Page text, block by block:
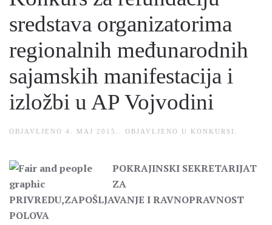
sredstava organizatorima
regionalnih međunarodnih
sajamskih manifestacija i
izložbi u AP Vojvodini
OBJAVLJENO 4. MAJ 2015. . OBJAVLJENO U KONKURSI
POKRAJINSKI SEKRETARIJAT
ZA
PRIVREDU,ZAPOŠLJAVANJE I RAVNOPRAVNOST
POLOVA